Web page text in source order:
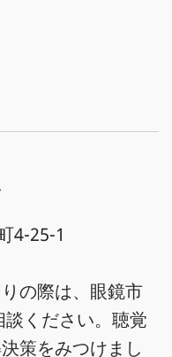
4-25-1
の際は、眼鏡市
ください。聴覚
策をみつけまし